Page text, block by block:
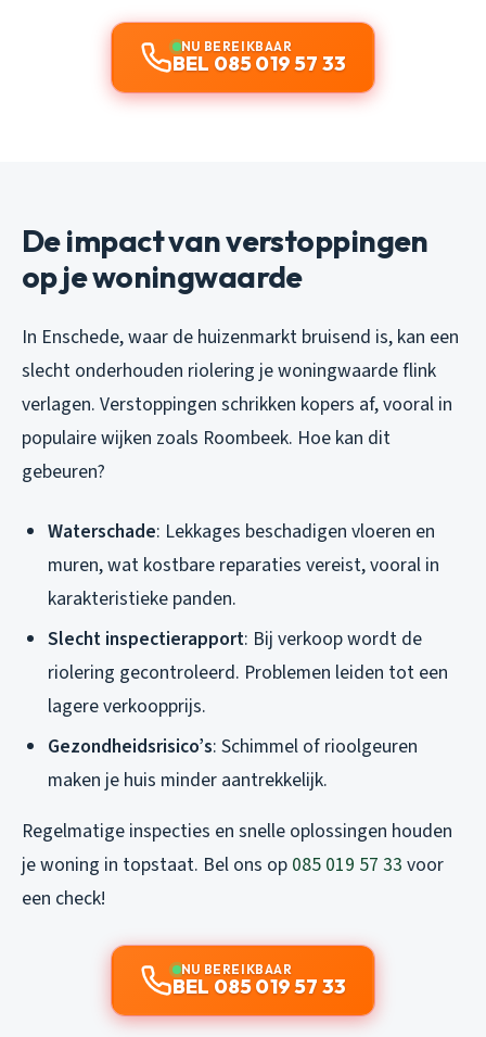
NU BEREIKBAAR
BEL 085 019 57 33
De impact van verstoppingen
op je woningwaarde
In Enschede, waar de huizenmarkt bruisend is, kan een
slecht onderhouden riolering je woningwaarde flink
verlagen. Verstoppingen schrikken kopers af, vooral in
populaire wijken zoals Roombeek. Hoe kan dit
gebeuren?
Waterschade: Lekkages beschadigen vloeren en
muren, wat kostbare reparaties vereist, vooral in
karakteristieke panden.
Slecht inspectierapport: Bij verkoop wordt de
riolering gecontroleerd. Problemen leiden tot een
lagere verkoopprijs.
Gezondheidsrisico’s: Schimmel of rioolgeuren
maken je huis minder aantrekkelijk.
Regelmatige inspecties en snelle oplossingen houden
je woning in topstaat. Bel ons op 085 019 57 33 voor
een check!
NU BEREIKBAAR
BEL 085 019 57 33